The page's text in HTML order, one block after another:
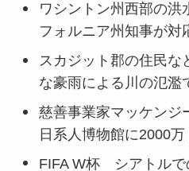
ワシントン州西部の
フォルニア州知事が対
スカジット郡の住民
な豪雨による川の氾濫
慈善事業家マッケンジ
日系人博物館に2000
FIFA W杯 シアトルで